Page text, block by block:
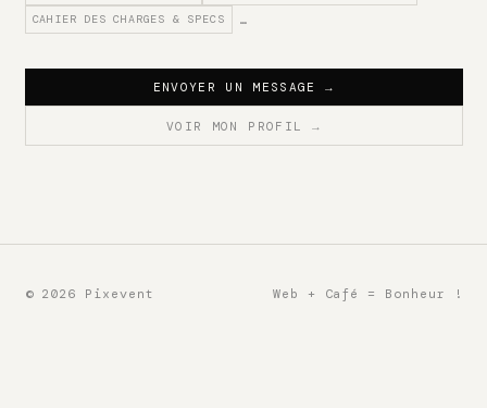
CAHIER DES CHARGES & SPECS
…
ENVOYER UN MESSAGE→
VOIR MON PROFIL →
© 2026 Pixevent Web + Café = Bonheur !